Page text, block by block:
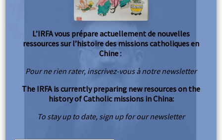
L’IRFA vous prépare actuellement de nouvelles
ressources sur l’histoire des missions catholiques en
Chine :
Pour ne rien rater, inscrivez-vous à notre newsletter
The IRFA is currently preparing new resources on the
history of Catholic missions in China:
To stay up to date, sign up for our newsletter